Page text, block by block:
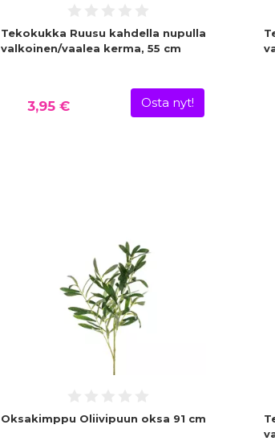
Tekokukka Ruusu kahdella nupulla
valkoinen/vaalea kerma, 55 cm
3,95 € Osta nyt!
Oksakimppu Oliivipuun oksa 91 cm